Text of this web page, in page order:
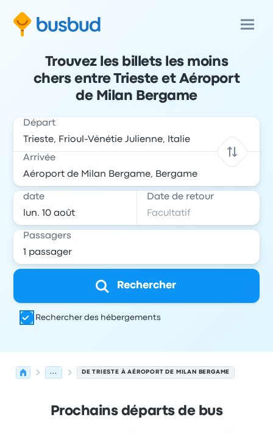
Trouvez les billets les moins
chers entre Trieste et Aéroport
de Milan Bergame
Départ
Arrivée
date Date de retour
Passagers
Rechercher
Rechercher des hébergements
... DE TRIESTE À AÉROPORT DE MILAN BERGAME
Prochains départs de bus